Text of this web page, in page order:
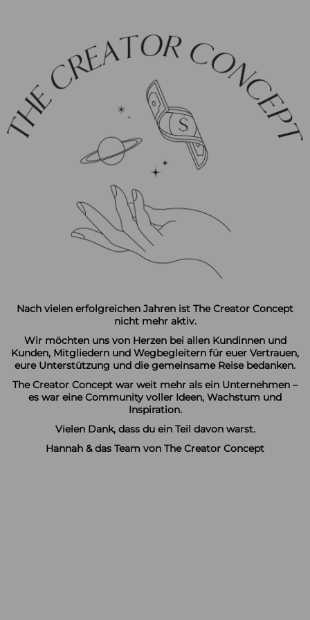
Nach vielen erfolgreichen Jahren ist The Creator Concept
nicht mehr aktiv.
Wir möchten uns von Herzen bei allen Kundinnen und
Kunden, Mitgliedern und Wegbegleitern für euer Vertrauen,
eure Unterstützung und die gemeinsame Reise bedanken.
The Creator Concept war weit mehr als ein Unternehmen –
es war eine Community voller Ideen, Wachstum und
Inspiration.
Vielen Dank, dass du ein Teil davon warst.
Hannah & das Team von The Creator Concept